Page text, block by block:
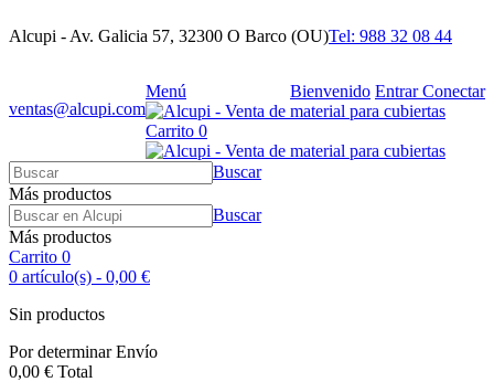
Alcupi - Av. Galicia 57, 32300 O Barco (OU)Tel: 988 32 08 44
ventas@alcupi.com
Bienvenido EntrarConectar
Menú
Carrito 0
Buscar
Más productos
Buscar
Más productos
Carrito 0
0 artículo(s) - 0,00 €
Sin productos
Por determinarEnvío
0,00 € Total